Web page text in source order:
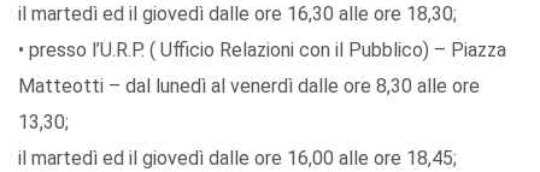
il martedì ed il giovedì dalle ore 16,30 alle ore 18,30;
• presso l’U.R.P. ( Ufficio Relazioni con il Pubblico) – Piazza
Matteotti – dal lunedì al venerdì dalle ore 8,30 alle ore
13,30;
il martedì ed il giovedì dalle ore 16,00 alle ore 18,45;